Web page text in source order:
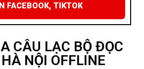
FACEBOOK, TIKTOK
CÂU LẠC BỘ ĐỌC
NỘI OFFLINE